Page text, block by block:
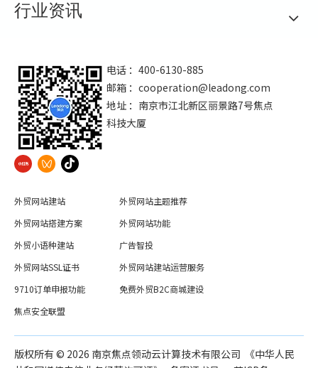
行业资讯
电话 ：400-6130-885
邮箱 ： cooperation@leadong.com
地址 ：南京市江北新区丽景路7号焦点
科技大厦
外贸网站建站
外贸网站主题推荐
外贸网站搭建方案
外贸网站功能
外贸小语种建站
广告智投
外贸网站SSL证书
外贸网站建站运营服务
9710订单申报功能
免费外贸B2C商城建设
焦点安全联盟
版权所有 ©️ 2026 南京焦点领动云计算技术有限公司 《中华人民